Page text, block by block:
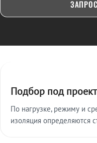
Подбор под проект
По нагрузке, режиму и
изоляция определяются